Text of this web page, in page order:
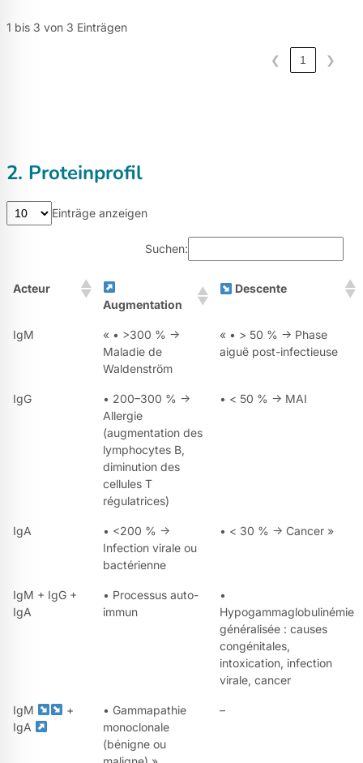
1 bis 3 von 3 Einträgen
❮ 1 ❯
2. Proteinprofil
Einträge anzeigen
Suchen:
Acteur
Augmentation
Descente
IgM
« • >300 % →
Maladie de
Waldenström
« • > 50 % → Phase
aiguë post-infectieuse
IgG
• 200–300 % →
Allergie
(augmentation des
lymphocytes B,
diminution des
cellules T
régulatrices)
• < 50 % → MAI
IgA
• <200 % →
Infection virale ou
bactérienne
• < 30 % → Cancer »
IgM + IgG +
IgA
• Processus auto-
immun
•
Hypogammaglobulinémie
généralisée : causes
congénitales,
intoxication, infection
virale, cancer
IgM
+
IgA
• Gammapathie
monoclonale
(bénigne ou
–